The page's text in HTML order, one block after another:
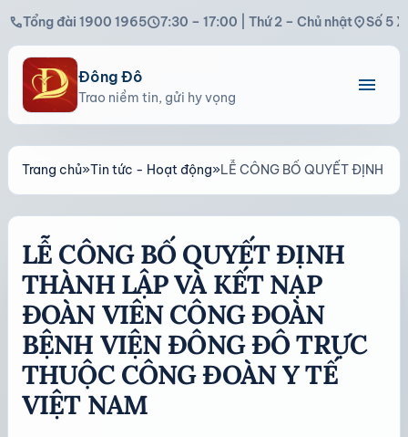
callTổng đài 1900 1965schedule7:30 – 17:00 | Thứ 2 – Chủ nhậtlocation_onSố 5
Đông Đô
Trao niềm tin, gửi hy vọng menu
Trang chủ»Tin tức - Hoạt động»LỄ CÔNG BỐ QUYẾT ĐỊNH
LỄ CÔNG BỐ QUYẾT ĐỊNH
THÀNH LẬP VÀ KẾT NẠP
ĐOÀN VIÊN CÔNG ĐOÀN
BỆNH VIỆN ĐÔNG ĐÔ TRỰC
THUỘC CÔNG ĐOÀN Y TẾ
VIỆT NAM